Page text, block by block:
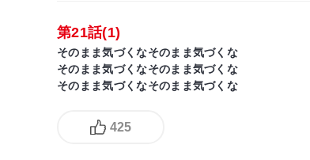
第21話(1)
そのまま気づくなそのまま気づくな
そのまま気づくなそのまま気づくな
そのまま気づくなそのまま気づくな
425